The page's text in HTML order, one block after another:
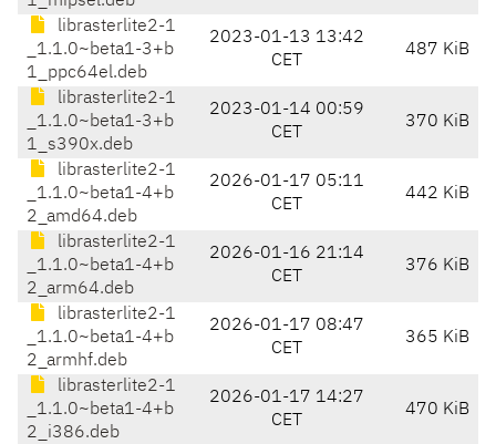
librasterlite2-1
_1.1.0~beta1-3+b
1_ppc64el.deb
2023-01-13 13:42
CET
487 KiB
librasterlite2-1
_1.1.0~beta1-3+b
1_s390x.deb
2023-01-14 00:59
CET
370 KiB
librasterlite2-1
_1.1.0~beta1-4+b
2_amd64.deb
2026-01-17 05:11
CET
442 KiB
librasterlite2-1
_1.1.0~beta1-4+b
2_arm64.deb
2026-01-16 21:14
CET
376 KiB
librasterlite2-1
_1.1.0~beta1-4+b
2_armhf.deb
2026-01-17 08:47
CET
365 KiB
librasterlite2-1
_1.1.0~beta1-4+b
2_i386.deb
2026-01-17 14:27
CET
470 KiB